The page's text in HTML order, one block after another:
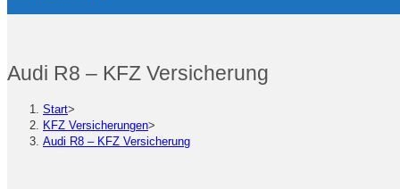
Audi R8 – KFZ Versicherung
Start>
KFZ Versicherungen>
Audi R8 – KFZ Versicherung